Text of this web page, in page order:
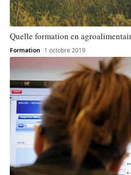
Quelle formation en
Formation 1 octobre 2019